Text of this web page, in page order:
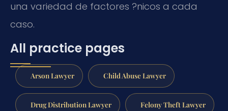
una variedad de factores ?nicos a cada
caso.
All practice pages
Arson Lawyer Child Abuse Lawyer
Drug Distribution Lawyer Felony Theft Lawyer